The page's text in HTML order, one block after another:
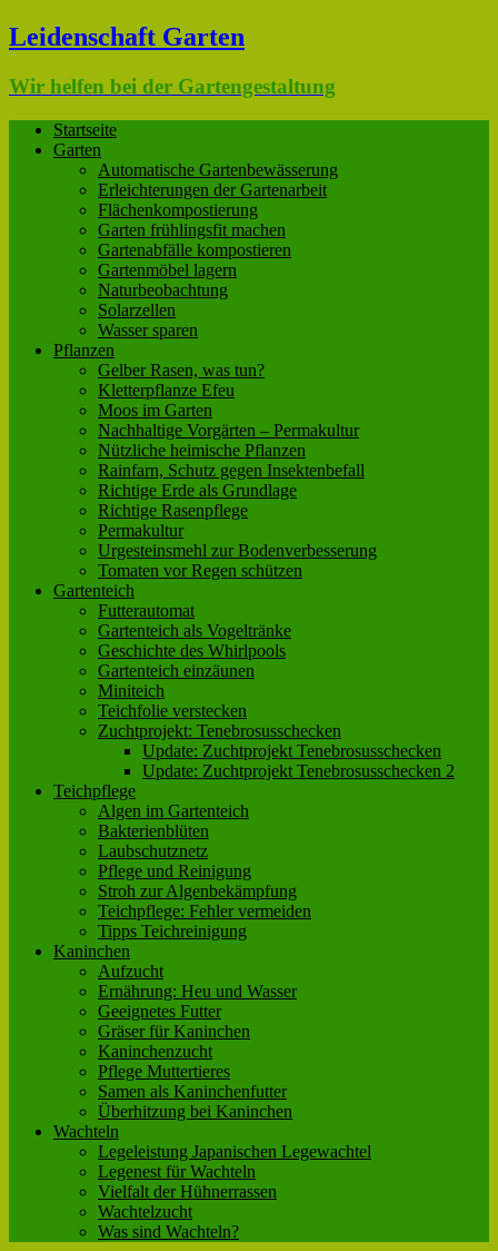
Leidenschaft Garten
Wir helfen bei der Gartengestaltung
Startseite
Garten
Automatische Gartenbewässerung
Erleichterungen der Gartenarbeit
Flächenkompostierung
Garten frühlingsfit machen
Gartenabfälle kompostieren
Gartenmöbel lagern
Naturbeobachtung
Solarzellen
Wasser sparen
Pflanzen
Gelber Rasen, was tun?
Kletterpflanze Efeu
Moos im Garten
Nachhaltige Vorgärten – Permakultur
Nützliche heimische Pflanzen
Rainfarn, Schutz gegen Insektenbefall
Richtige Erde als Grundlage
Richtige Rasenpflege
Permakultur
Urgesteinsmehl zur Bodenverbesserung
Tomaten vor Regen schützen
Gartenteich
Futterautomat
Gartenteich als Vogeltränke
Geschichte des Whirlpools
Gartenteich einzäunen
Miniteich
Teichfolie verstecken
Zuchtprojekt: Tenebrosusschecken
Update: Zuchtprojekt Tenebrosusschecken
Update: Zuchtprojekt Tenebrosusschecken 2
Teichpflege
Algen im Gartenteich
Bakterienblüten
Laubschutznetz
Pflege und Reinigung
Stroh zur Algenbekämpfung
Teichpflege: Fehler vermeiden
Tipps Teichreinigung
Kaninchen
Aufzucht
Ernährung: Heu und Wasser
Geeignetes Futter
Gräser für Kaninchen
Kaninchenzucht
Pflege Muttertieres
Samen als Kaninchenfutter
Überhitzung bei Kaninchen
Wachteln
Legeleistung Japanischen Legewachtel
Legenest für Wachteln
Vielfalt der Hühnerrassen
Wachtelzucht
Was sind Wachteln?